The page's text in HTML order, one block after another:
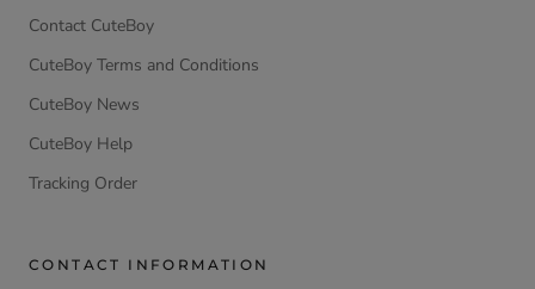
Contact CuteBoy
CuteBoy Terms and Conditions
CuteBoy News
CuteBoy Help
Tracking Order
CONTACT INFORMATION